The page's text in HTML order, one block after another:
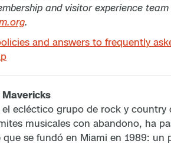
and visitor experience
.
and answers to frequently
Mavericks
el ecléctico grupo de rock y country
musicales con abandono, ha
que se fundó en Miami en 1989: un